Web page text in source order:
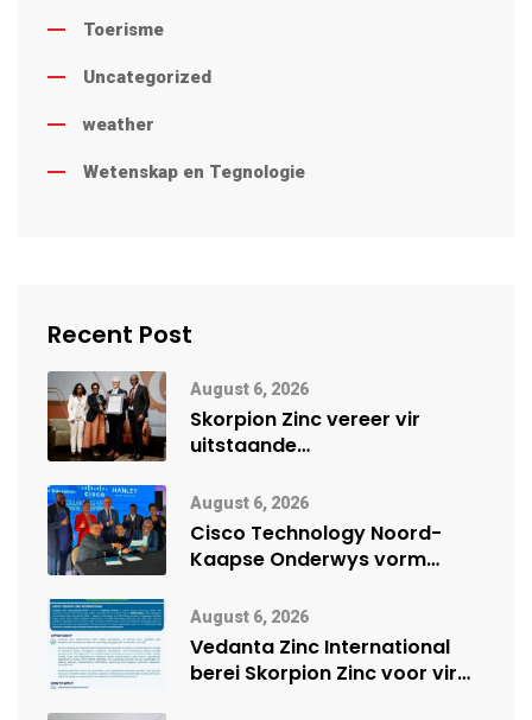
Toerisme
Uncategorized
weather
Wetenskap en Tegnologie
Recent Post
August 6, 2026
Skorpion Zinc vereer vir
uitstaande
Namibië Mynbou Ekspo
August 6, 2026
Cisco Technology Noord-
Kaapse Onderwys vorm
vennootskap
August 6, 2026
Vedanta Zinc International
berei Skorpion Zinc voor vir